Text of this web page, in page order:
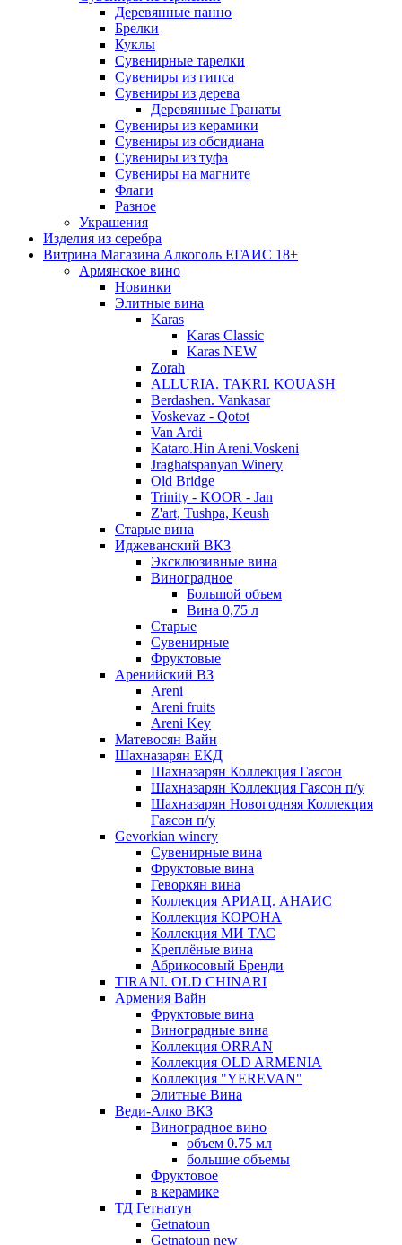
Деревянные панно
Брелки
Куклы
Сувенирные тарелки
Сувениры из гипса
Сувениры из дерева
Деревянные Гранаты
Сувениры из керамики
Сувениры из обсидиана
Сувениры из туфа
Сувениры на магните
Флаги
Разное
Украшения
Изделия из серебра
Витрина Магазина Алкоголь ЕГАИС 18+
Армянское вино
Новинки
Элитные вина
Karas
Karas Classic
Karas NEW
Zorah
ALLURIA. TAKRI. KOUASH
Berdashen. Vankasar
Voskevaz - Qotot
Van Ardi
Kataro.Hin Areni.Voskeni
Jraghatspanyan Winery
Old Bridge
Trinity - KOOR - Jan
Z'art, Tushpa, Keush
Старые вина
Иджеванский ВК3
Эксклюзивные вина
Виноградное
Большой объем
Вина 0,75 л
Старые
Сувенирные
Фруктовые
Аренийский ВЗ
Areni
Areni fruits
Areni Key
Матевосян Вайн
Шахназарян ЕКД
Шахназарян Коллекция Гаясон
Шахназарян Коллекция Гаясон п/у
Шахназарян Новогодняя Коллекция
Гаясон п/у
Gevorkian winery
Сувенирные вина
Фруктовые вина
Геворкян вина
Коллекция АРИАЦ. АНАИС
Коллекция КОРОНА
Коллекция МИ ТАС
Креплёные вина
Абрикосовый Бренди
TIRANI. OLD CHINARI
Армения Вайн
Фруктовые вина
Виноградные вина
Коллекция ORRAN
Коллекция OLD ARMENIA
Коллекция "YEREVAN"
Элитные Вина
Веди-Алко ВКЗ
Виноградное вино
объем 0.75 мл
большие объемы
Фруктовое
в керамике
ТД Гетнатун
Getnatoun
Getnatoun new